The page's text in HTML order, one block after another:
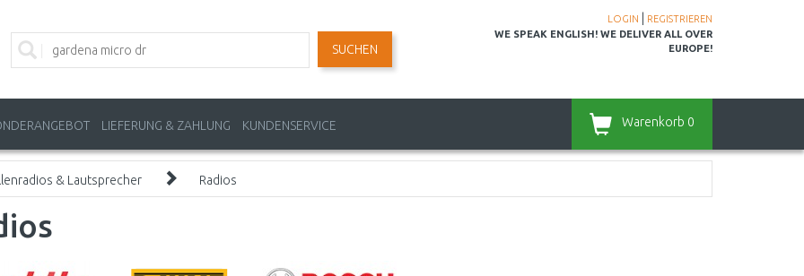
LOGIN
REGISTRIEREN
WE SPEAK ENGLISH! WE DELIVER ALL OVER
EUROPE!
SUCHEN
LIEFERUNG & ZAHLUNG KUNDENSERVICE Warenkorb 0
& Lautsprecher Radios